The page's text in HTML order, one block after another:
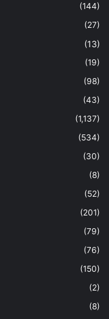
(144)
(27)
(13)
(19)
(98)
(43)
(1,137)
(534)
(30)
(8)
(52)
(201)
(79)
(76)
(150)
(2)
(8)